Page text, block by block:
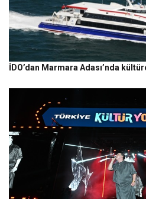
İDO’dan Marmara Adası’nda